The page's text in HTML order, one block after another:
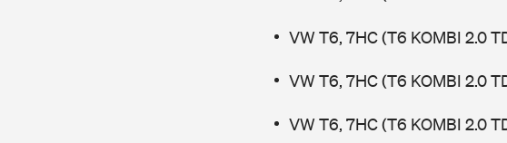
VW T6, 7HC (T6 KOMBI 2.0
VW T6, 7HC (T6 KOMBI 2.0
VW T6, 7HC (T6 KOMBI 2.0